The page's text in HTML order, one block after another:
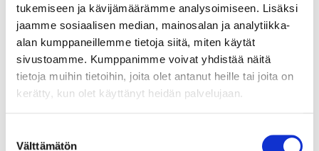
tukemiseen ja kävijämäärämme analysoimiseen. Lisäksi
jaamme sosiaalisen median, mainosalan ja analytiikka-
alan kumppaneillemme tietoja siitä, miten käytät
sivustoamme. Kumppanimme voivat yhdistää näitä
tietoja muihin tietoihin, joita olet antanut heille tai joita on
kerätty, kun olet käyttänyt heidän palvelujaan.
Välttämätön